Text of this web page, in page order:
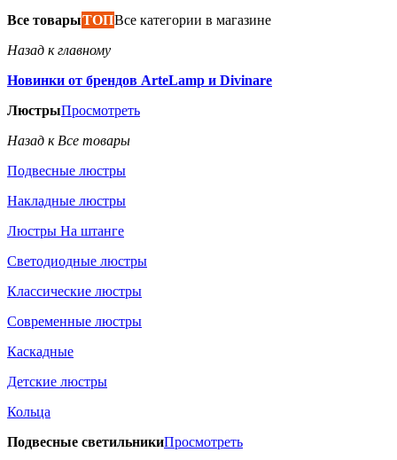
Все товарыТОПВсе категории в магазине
Назад к главному
Новинки от брендов ArteLamp и Divinare
ЛюстрыПросмотреть
Назад к Все товары
Подвесные люстры
Накладные люстры
Люстры На штанге
Светодиодные люстры
Классические люстры
Современные люстры
Каскадные
Детские люстры
Кольца
Подвесные светильникиПросмотреть